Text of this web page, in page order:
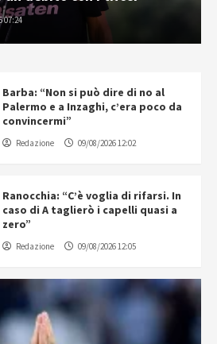
07:24
Barba: “Non si può dire di no al
Palermo e a Inzaghi, c’era poco da
convincermi”
Redazione 09/08/2026 12:02
Ranocchia: “C’è voglia di rifarsi. In
caso di A taglierò i capelli quasi a
zero”
Redazione 09/08/2026 12:05